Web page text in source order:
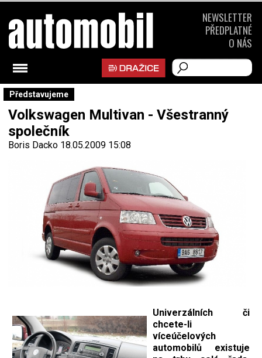
Představujeme
Volkswagen Multivan - Všestranný
společník
Boris Dacko 18.05.2009 15:08
Univerzálních či
chcete-li
víceúčelových
automobilů existuje
NEWSLETTER
PŘEDPLATNÉ
O NÁS